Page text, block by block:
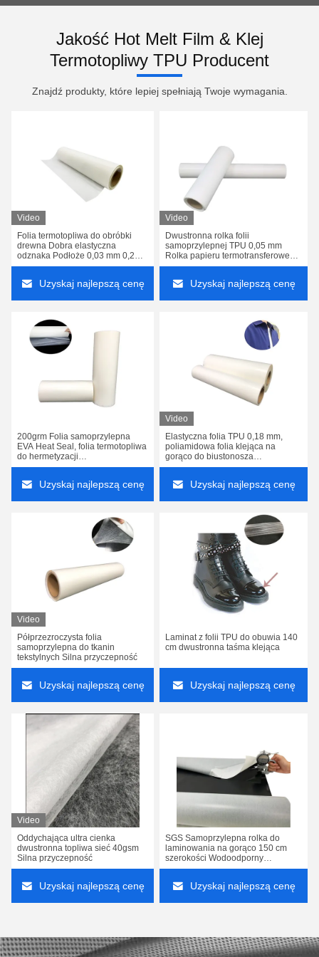
Jakość Hot Melt Film & Klej
Termotopliwy TPU Producent
Znajdź produkty, które lepiej spełniają Twoje wymagania.
Video
Folia termotopliwa do obróbki
drewna Dobra elastyczna
odznaka Podłoże 0,03 mm 0,2
mm
Uzyskaj najlepszą cenę
Video
Dwustronna rolka folii
samoprzylepnej TPU 0,05 mm
Rolka papieru termotransferowego
Bezpłatna próbka
Uzyskaj najlepszą cenę
200grm Folia samoprzylepna
EVA Heat Seal, folia termotopliwa
do hermetyzacji
przepuszczalności
Uzyskaj najlepszą cenę
Video
Elastyczna folia TPU 0,18 mm,
poliamidowa folia klejąca na
gorąco do biustonosza
bezszwowego
Uzyskaj najlepszą cenę
Video
Półprzezroczysta folia
samoprzylepna do tkanin
tekstylnych Silna przyczepność
Uzyskaj najlepszą cenę
Laminat z folii TPU do obuwia 140
cm dwustronna taśma klejąca
Uzyskaj najlepszą cenę
Video
Oddychająca ultra cienka
dwustronna topliwa sieć 40gsm
Silna przyczepność
Uzyskaj najlepszą cenę
SGS Samoprzylepna rolka do
laminowania na gorąco 150 cm
szerokości Wodoodporny
półprzezroczysty
Uzyskaj najlepszą cenę